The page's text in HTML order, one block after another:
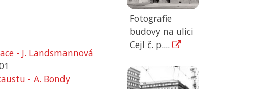
- J. Landsmannová
- A. Bondy
Fotografie
budovy na ulici
Cejl č. p....